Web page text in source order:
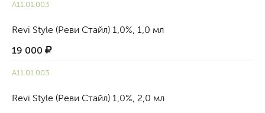
А11.01.003
Revi Style (Реви Стайл) 1,0%, 1,0 мл
19 000
А11.01.003
Revi Style (Реви Стайл) 1,0%, 2,0 мл